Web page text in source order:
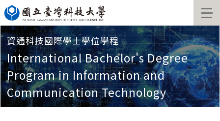
跳
到
主
要
內
容
區
塊
資通科技國際學士學位學程
International Bachelor's Degree
Program in Information and
Communication Technology